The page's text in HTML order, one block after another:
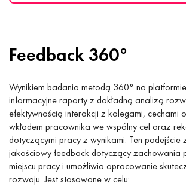
Feedback 360°
Wynikiem badania metodą 360° na
informacyjne raporty z dokładną analizą
efektywnością interakcji z kolegami, cechami
wkładem pracownika we wspólny cel oraz
dotyczącymi pracy z wynikami. Ten podejście
jakościowy feedback dotyczący zachowania
miejscu pracy i umożliwia opracowanie
rozwoju. Jest stosowane w celu: